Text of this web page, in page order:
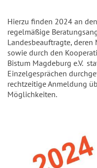
Hierzu finden 2024 an
regelmäßige
Landesbeauftragte,
sowie durch den
Bistum Magdeburg e.V.
Einzelgesprächen
rechtzeitige Anmeldung
Möglichkeiten.